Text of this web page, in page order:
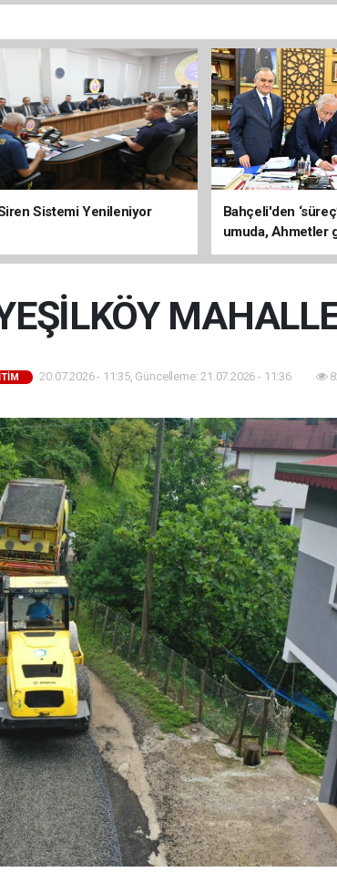
Sistemi Yenileniyor
Bahçeli'den
umuda, Ahmetler
evine dönmeli’
20.07.2026 - 11:35, Güncelleme: 21.07.2026 - 11:36